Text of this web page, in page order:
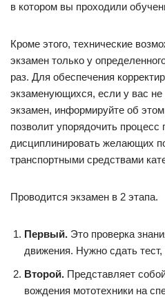
в котором вы проходили
Кроме этого, технические
экзамен только у
раз. Для обеспечения
экзаменующихся, если у вас
экзамен, информируйте об
позволит упорядочить процесс
дисциплинировать желающих
транспортными средствами
Проводится экзамен в 2 этапа.
Первый. Это проверка
движения. Нужно сдать
Второй. Представляет
вождения мототехники на